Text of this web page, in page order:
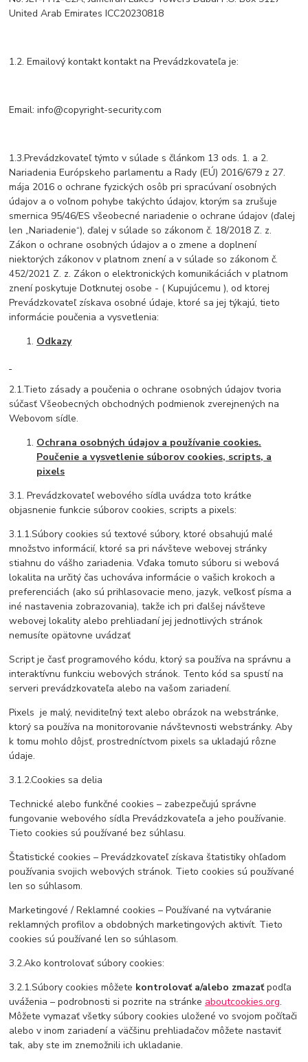
United Arab Emirates ICC20230818
1.2. Emailový kontakt kontakt na Prevádzkovateľa je:
Email: info@copyright-security.com
1.3.Prevádzkovateľ týmto v súlade s článkom 13 ods. 1. a 2.
Nariadenia Európskeho parlamentu a Rady (EÚ) 2016/679 z 27.
mája 2016 o ochrane fyzických osôb pri spracúvaní osobných
údajov a o voľnom pohybe takýchto údajov, ktorým sa zrušuje
smernica 95/46/ES všeobecné nariadenie o ochrane údajov (ďalej
len „Nariadenie“), ďalej v súlade so zákonom č. 18/2018 Z. z.
Zákon o ochrane osobných údajov a o zmene a doplnení
niektorých zákonov v platnom znení a v súlade so zákonom č.
452/2021 Z. z. Zákon o elektronických komunikáciách v platnom
znení poskytuje Dotknutej osobe - ( Kupujúcemu ), od ktorej
Prevádzkovateľ získava osobné údaje, ktoré sa jej týkajú, tieto
informácie poučenia a vysvetlenia:
Odkazy
2.1.Tieto zásady a poučenia o ochrane osobných údajov tvoria
súčasť Všeobecných obchodných podmienok zverejnených na
Webovom sídle.
Ochrana osobných údajov a používanie cookies.
Poučenie a vysvetlenie súborov cookies, scripts, a
pixels
3.1. Prevádzkovateľ webového sídla uvádza toto krátke
objasnenie funkcie súborov cookies, scripts a pixels:
3.1.1.Súbory cookies sú textové súbory, ktoré obsahujú malé
množstvo informácií, ktoré sa pri návšteve webovej stránky
stiahnu do vášho zariadenia. Vďaka tomuto súboru si webová
lokalita na určitý čas uchováva informácie o vašich krokoch a
preferenciách (ako sú prihlasovacie meno, jazyk, veľkosť písma a
iné nastavenia zobrazovania), takže ich pri ďalšej návšteve
webovej lokality alebo prehliadaní jej jednotlivých stránok
nemusíte opätovne uvádzať
Script je časť programového kódu, ktorý sa používa na správnu a
interaktívnu funkciu webových stránok. Tento kód sa spustí na
serveri prevádzkovateľa alebo na vašom zariadení.
Pixels je malý, neviditeľný text alebo obrázok na webstránke,
ktorý sa používa na monitorovanie návštevnosti webstránky. Aby
k tomu mohlo dôjsť, prostredníctvom pixels sa ukladajú rôzne
údaje.
3.1.2.Cookies sa delia
Technické alebo funkčné cookies – zabezpečujú správne
fungovanie webového sídla Prevádzkovateľa a jeho používanie.
Tieto cookies sú používané bez súhlasu.
Štatistické cookies – Prevádzkovateľ získava štatistiky ohľadom
používania svojich webových stránok. Tieto cookies sú používané
len so súhlasom.
Marketingové / Reklamné cookies – Používané na vytváranie
reklamných profilov a obdobných marketingových aktivít. Tieto
cookies sú používané len so súhlasom.
3.2.Ako kontrolovať súbory cookies:
3.2.1.Súbory cookies môžete kontrolovať a/alebo zmazaťpodľa
uváženia – podrobnosti si pozrite na stránke aboutcookies.org.
Môžete vymazať všetky súbory cookies uložené vo svojom počítači
alebo v inom zariadení a väčšinu prehliadačov môžete nastaviť
tak, aby ste im znemožnili ich ukladanie.